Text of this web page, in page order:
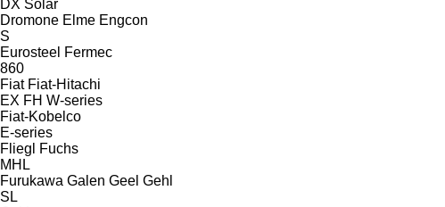
DX Solar
Dromone Elme Engcon
S
Eurosteel Fermec
860
Fiat Fiat-Hitachi
EX FH W-series
Fiat-Kobelco
E-series
Fliegl
Fuchs
MHL
Furukawa Galen Geel Gehl
SL